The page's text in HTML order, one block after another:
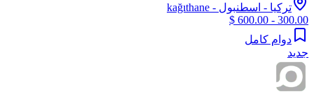
تركيا - اسطنبول - kağıthane
300.00 - 600.00 $
دوام كامل
جديد